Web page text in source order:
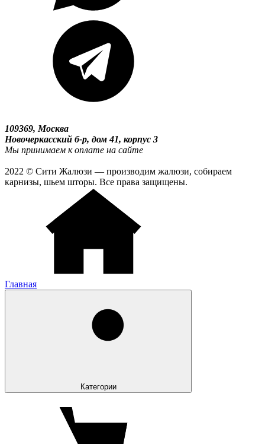
109369, Москва
Новочеркасский б-р, дом 41, корпус 3
Мы принимаем к оплате на сайте
2022 © Сити Жалюзи — производим жалюзи, собираем
карнизы, шьем шторы. Все права защищены.
Главная
Категории